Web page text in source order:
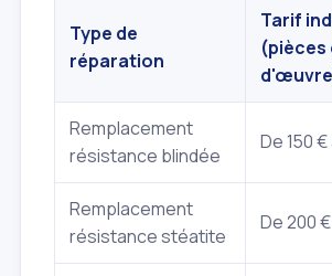
Type de
réparation
Tarif
(pièces
Remplacement
résistance blindée
De 150
Remplacement
résistance stéatite
De 200